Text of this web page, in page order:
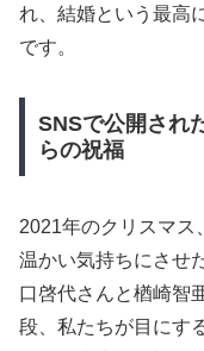
れ、結婚という最高
です。
SNSで公開され
らの祝福
2021年のクリスマス
温かい気持ちにさせ
口啓代さんと楢崎智
段、私たちが目にす